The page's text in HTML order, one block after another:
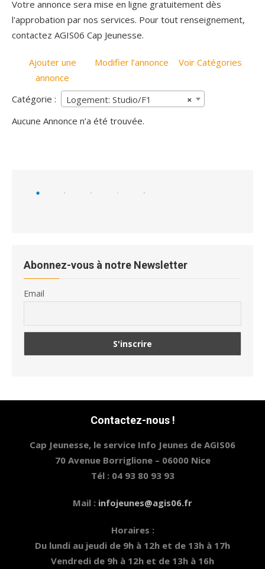
Votre annonce sera mise en ligne gratuitement dès
l'approbation par nos services. Pour tout renseignement,
contactez AGIS06 Cap Jeunesse.
Ajouter une
annonce
Modifier l’annonce Voir Catégories
Catégorie : ×
Logement: Studio/F1
Aucune Annonce n’a été trouvée.
Abonnez-vous à notre Newsletter
Email
Contactez-nous !
Cap Jeunesse, le service Info Jeunes de AGIS06
70 Avenue Borriglione – 06000 Nice
Tél : 04 93 80 93 93
Mail : infojeunes@agis06.fr
Horaires :
Du lundi au jeudi de 9h à 12h et de 13h à 17h
Vendredi de 9h à 12h et de 13h à 16h